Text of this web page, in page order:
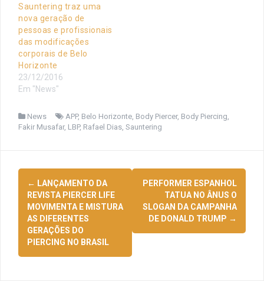
Sauntering traz uma
nova geração de
pessoas e profissionais
das modificações
corporais de Belo
Horizonte
23/12/2016
Em "News"
News APP, Belo Horizonte Body Piercer, Body Piercing
Fakir Musafar, LBP, Rafael Dias Sauntering
Navegação
de
posts
← LANÇAMENTO DA
REVISTA PIERCER LIFE
MOVIMENTA E MISTURA
AS DIFERENTES
GERAÇÕES DO
PIERCING NO BRASIL
PERFORMER ESPANHOL
TATUA NO ÂNUS O
SLOGAN DA CAMPANHA
DE DONALD TRUMP →